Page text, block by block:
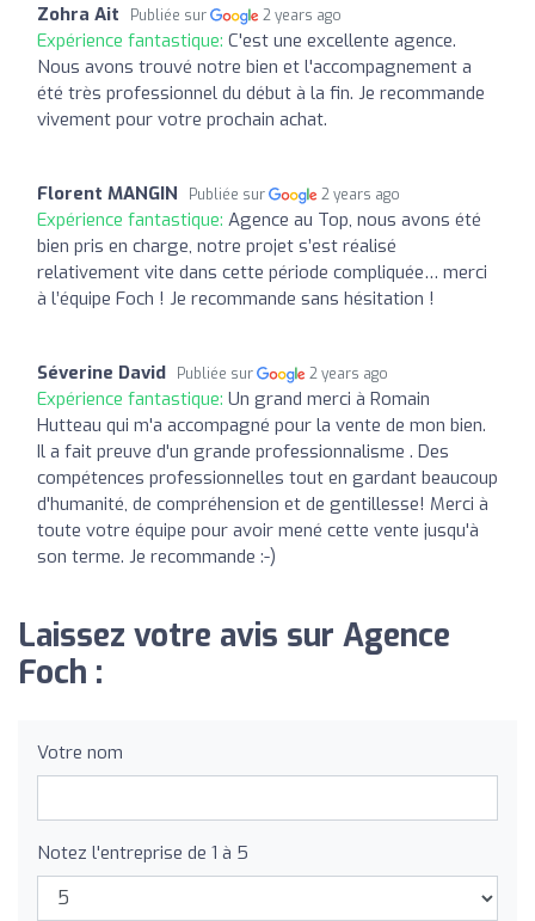
Zohra Ait Publiée sur 2 years ago
Expérience fantastique: C'est une excellente agence.
Nous avons trouvé notre bien et l'accompagnement a
été très professionnel du début à la fin. Je recommande
vivement pour votre prochain achat.
Florent MANGIN Publiée sur 2 years ago
Expérience fantastique: Agence au Top, nous avons été
bien pris en charge, notre projet s’est réalisé
relativement vite dans cette période compliquée… merci
à l’équipe Foch ! Je recommande sans hésitation !
Séverine David Publiée sur 2 years ago
Expérience fantastique: Un grand merci à Romain
Hutteau qui m'a accompagné pour la vente de mon bien.
Il a fait preuve d'un grande professionnalisme . Des
compétences professionnelles tout en gardant beaucoup
d'humanité, de compréhension et de gentillesse! Merci à
toute votre équipe pour avoir mené cette vente jusqu'à
son terme. Je recommande :-)
Laissez votre avis sur Agence
Foch :
Votre nom
Notez l'entreprise de 1 à 5